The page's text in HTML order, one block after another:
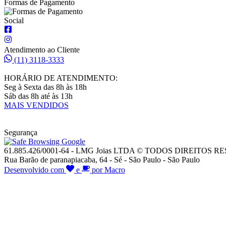
Formas de Pagamento
Social
Atendimento ao Cliente
(11) 3118-3333
HORÁRIO DE ATENDIMENTO:
Seg à Sexta das 8h às 18h
Sáb das 8h até às 13h
MAIS VENDIDOS
Segurança
61.885.426/0001-64 - LMG Joias LTDA © TODOS DIREITOS
Rua Barão de paranapiacaba, 64 - Sé - São Paulo - São Paulo
Desenvolvido com
e por Macro